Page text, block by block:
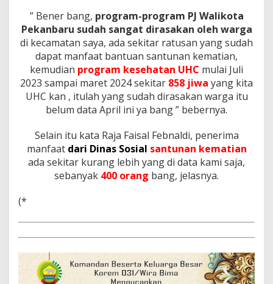
” Bener bang, program-program PJ Walikota
Pekanbaru sudah sangat dirasakan oleh warga
di kecamatan saya, ada sekitar ratusan yang sudah
dapat manfaat bantuan santunan kematian,
kemudian program kesehatan UHC mulai Juli
2023 sampai maret 2024 sekitar 858 jiwa yang kita
UHC kan , itulah yang sudah dirasakan warga itu
belum data April ini ya bang ” bebernya.
Selain itu kata Raja Faisal Febnaldi, penerima
manfaat dari Dinas Sosial santunan kematian
ada sekitar kurang lebih yang di data kami saja,
sebanyak 400 orang bang, jelasnya.
(*